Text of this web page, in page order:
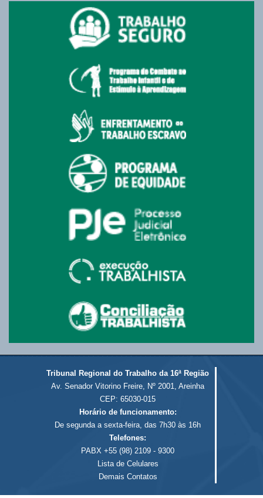
Tribunal Regional do Trabalho da 16ª Região
Av. Senador Vitorino Freire, Nº 2001, Areinha
CEP: 65030-015
Horário de funcionamento:
De segunda a sexta-feira, das 7h30 às 16h
Telefones:
PABX +55 (98) 2109 - 9300
Lista de Celulares
Demais Contatos